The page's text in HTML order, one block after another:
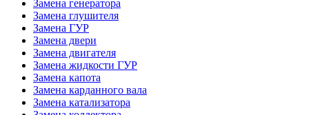
Замена генератора
Замена глушителя
Замена ГУР
Замена двери
Замена двигателя
Замена жидкости ГУР
Замена капота
Замена карданного вала
Замена катализатора